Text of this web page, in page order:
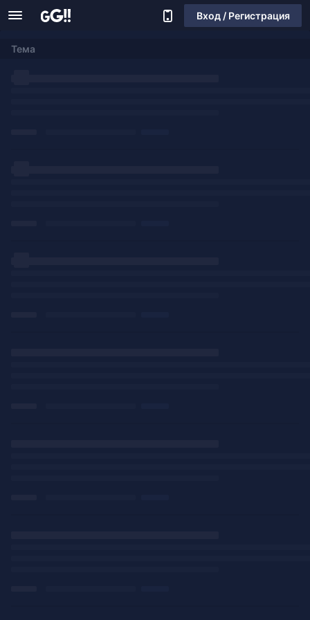
Вход / Регистрация
Тема